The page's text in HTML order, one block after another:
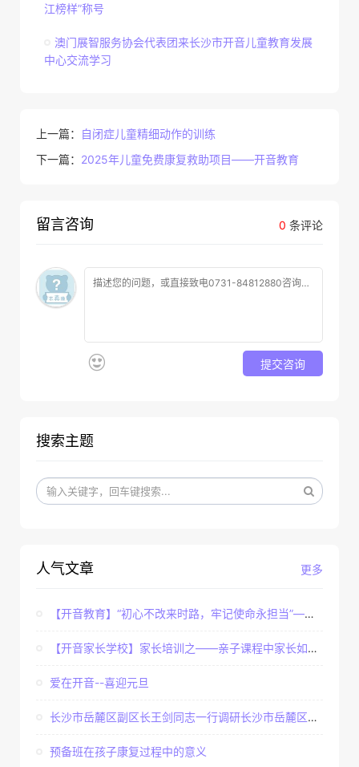
江榜样”称号
澳门展智服务协会代表团来长沙市开音儿童教育发展
中心交流学习
上一篇：
自闭症儿童精细动作的训练
下一篇： 2025年儿童免费康复救助项目——开音教育
0 条评论
留言咨询
提交咨询
搜索主题
更多
人气文章
【开音教育】“初心不改来时路，牢记使命永担当”——...
【开音家长学校】家长培训之——亲子课程中家长如何辅...
爱在开音--喜迎元旦
长沙市岳麓区副区长王剑同志一行调研长沙市岳麓区开音...
预备班在孩子康复过程中的意义